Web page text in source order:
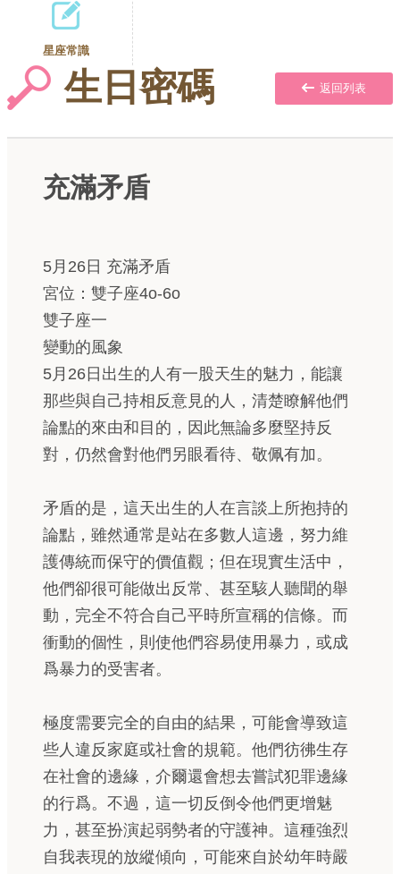
星座常識
生日密碼 返回列表
充滿矛盾
5月26日 充滿矛盾
宮位：雙子座4o-6o
雙子座一
變動的風象
5月26日出生的人有一股天生的魅力，能讓
那些與自己持相反意見的人，清楚瞭解他們
論點的來由和目的，因此無論多麼堅持反
對，仍然會對他們另眼看待、敬佩有加。
矛盾的是，這天出生的人在言談上所抱持的
論點，雖然通常是站在多數人這邊，努力維
護傳統而保守的價值觀；但在現實生活中，
他們卻很可能做出反常、甚至駭人聽聞的舉
動，完全不符合自己平時所宣稱的信條。而
衝動的個性，則使他們容易使用暴力，或成
爲暴力的受害者。
極度需要完全的自由的結果，可能會導致這
些人違反家庭或社會的規範。他們彷彿生存
在社會的邊緣，介爾還會想去嘗試犯罪邊緣
的行爲。不過，這一切反倒令他們更增魅
力，甚至扮演起弱勢者的守護神。這種強烈
自我表現的放縱傾向，可能來自於幼年時嚴